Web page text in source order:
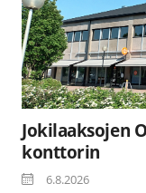
Jokilaaksojen
konttorin
6.8.2026